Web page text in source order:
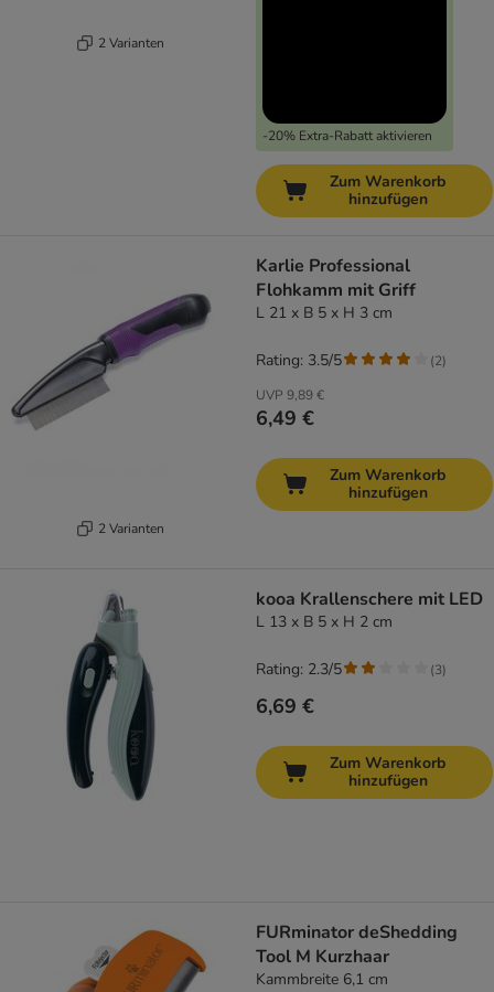
2 Varianten
-20% Extra-Rabatt aktivieren
Zum Warenkorb
hinzufügen
2 Varianten
Karlie Professional
Flohkamm mit Griff
L 21 x B 5 x H 3 cm
UVP 9,89 €
6,49 €
Rating: 3.5/5 (2)
Zum Warenkorb
hinzufügen
kooa Krallenschere mit LED
L 13 x B 5 x H 2 cm
6,69 €
Rating: 2.3/5 (3)
Zum Warenkorb
hinzufügen
FURminator deShedding
Tool M Kurzhaar
Kammbreite 6,1 cm